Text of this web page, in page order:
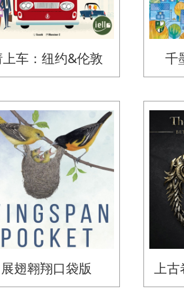
车：纽约&伦敦 千
展翅翱翔口袋版 上古